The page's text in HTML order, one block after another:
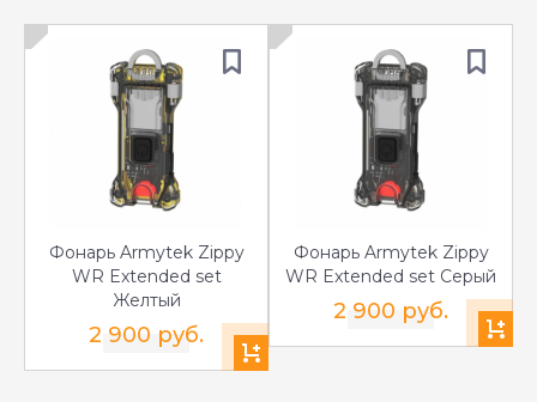
Фонарь Armytek Zippy
WR Extended set
Желтый
2 900 руб.
Фонарь Armytek Zippy
WR Extended set Серый
2 900 руб.